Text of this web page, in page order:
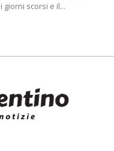
scorsi e il...